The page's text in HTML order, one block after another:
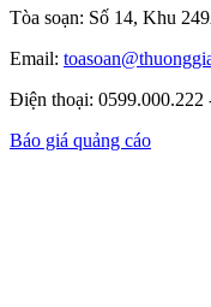
Tòa soạn: Số 14, Khu
Email:
Điện thoại: 0599.000.222
Báo giá quảng cáo